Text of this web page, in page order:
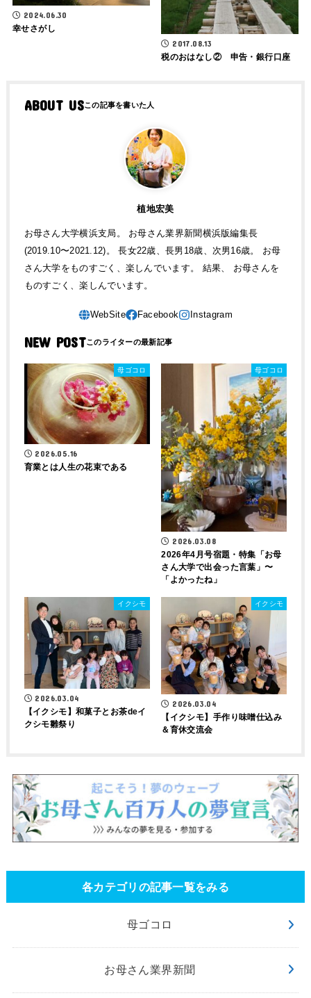
2024.06.30
幸せさがし
2017.08.13
税のおはなし② 申告・銀行口座
ABOUT US
植地宏美
お母さん大学横浜支局。 お母さん業界新聞横浜版編集長
(2019.10〜2021.12)。 長女22歳、長男18歳、次男16歳。 お母
さん大学をものすごく、楽しんでいます。 結果、 お母さんを
ものすごく、楽しんでいます。
NEW POST
母ゴコロ
2026.05.16
育業とは人生の花束である
母ゴコロ
2026.03.08
2026年4月号宿題・特集「お母
さん大学で出会った言葉」〜
「よかったね」
イクシモ
2026.03.04
【イクシモ】和菓子とお茶deイ
クシモ雛祭り
イクシモ
2026.03.04
【イクシモ】手作り味噌仕込み
＆育休交流会
各カテゴリの記事一覧をみる
母ゴコロ
お母さん業界新聞